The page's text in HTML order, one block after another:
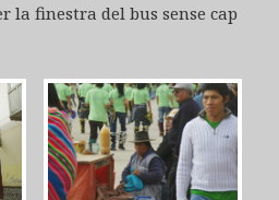
la finestra del bus sense cap